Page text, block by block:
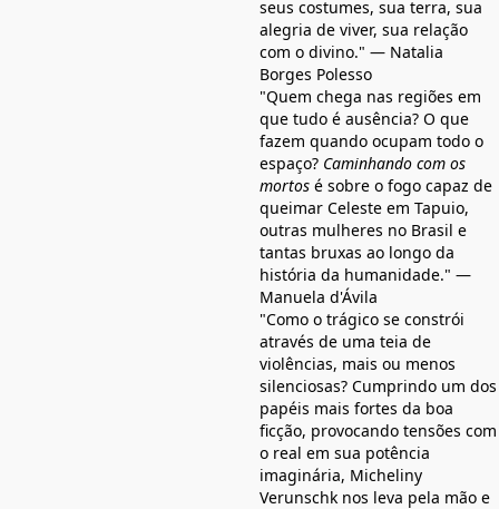
seus costumes, sua terra, sua
alegria de viver, sua relação
com o divino." — Natalia
Borges Polesso
"Quem chega nas regiões em
que tudo é ausência? O que
fazem quando ocupam todo o
espaço? Caminhando com os
mortos é sobre o fogo capaz de
queimar Celeste em Tapuio,
outras mulheres no Brasil e
tantas bruxas ao longo da
história da humanidade." —
Manuela d'Ávila
"Como o trágico se constrói
através de uma teia de
violências, mais ou menos
silenciosas? Cumprindo um dos
papéis mais fortes da boa
ficção, provocando tensões com
o real em sua potência
imaginária, Micheliny
Verunschk nos leva pela mão e